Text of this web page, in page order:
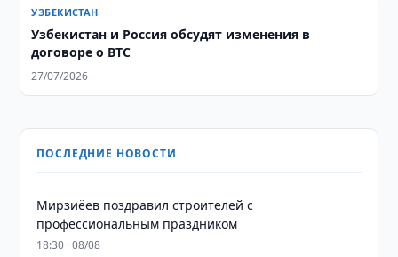
УЗБЕКИСТАН
Узбекистан и Россия обсудят изменения в
договоре о ВТС
27/07/2026
ПОСЛЕДНИЕ НОВОСТИ
Мирзиёев поздравил строителей с
профессиональным праздником
18:30 · 08/08